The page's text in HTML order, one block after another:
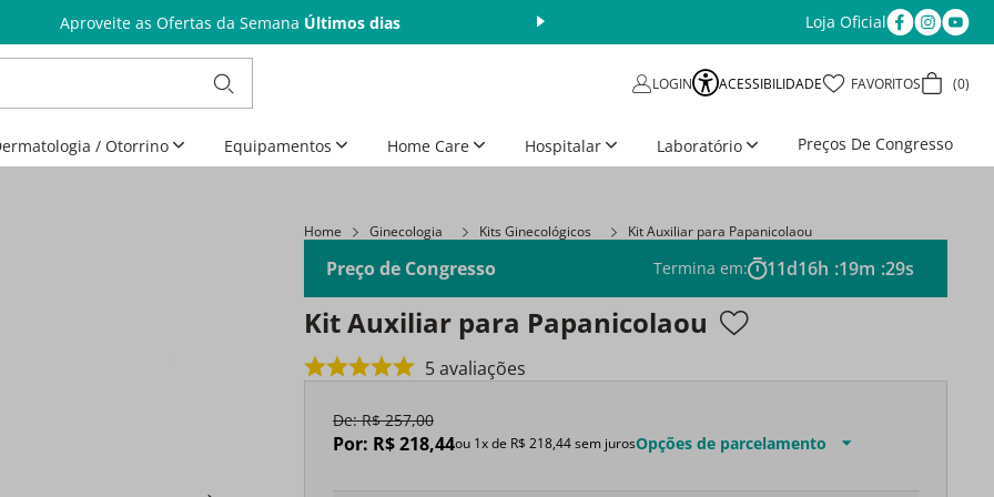
Aproveite as Ofertas da Semana Últimos dias Loja Oficial
LOGIN ACESSIBILIDADE FAVORITOS 0
/ Otorrino Equipamentos Home Care Hospitalar Laboratório Preços De Congresso
Home Ginecologia Kits Ginecológicos Kit Auxiliar para Papanicolaou
Preço de Congresso Termina em: 11d16h :19m :28s
Kit Auxiliar para Papanicolaou
5avaliações
De:R$ 257,00
Por: R$218,44ou 1x de R$ 218,44sem jurosOpções de parcelamento